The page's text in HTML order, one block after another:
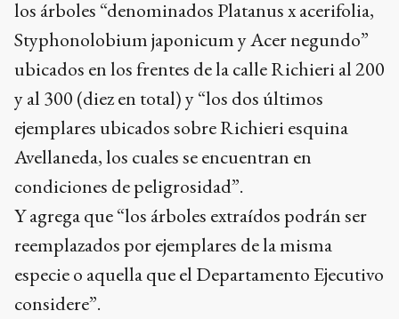
los árboles “denominados Platanus x acerifolia,
Styphonolobium japonicum y Acer negundo”
ubicados en los frentes de la calle Richieri al 200
y al 300 (diez en total) y “los dos últimos
ejemplares ubicados sobre Richieri esquina
Avellaneda, los cuales se encuentran en
condiciones de peligrosidad”.
Y agrega que “los árboles extraídos podrán ser
reemplazados por ejemplares de la misma
especie o aquella que el Departamento Ejecutivo
considere”.